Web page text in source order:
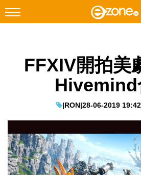
Facebook Instagram
遊戲動漫
教學評測
EduTech
FFXIV開拍美
Hivemind
|RON|28-06-2019 19:42